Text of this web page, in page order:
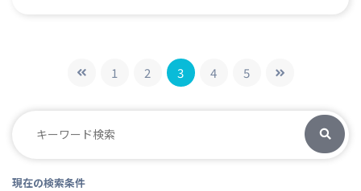
1 2 3 4 5
現在の検索条件